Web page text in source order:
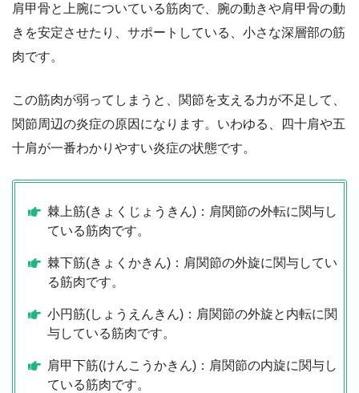
肩甲骨と上腕についている筋肉で、腕の動きや肩甲骨の動
きを安定させたり、サポートしている、小さな深層部の筋
肉です。
この筋肉が弱ってしまうと、関節を支える力が不足して、
関節周辺の炎症の原因になります。いわゆる、四十肩や五
十肩が一番わかりやすい炎症の状態です。
棘上筋(きょくじょうきん)：肩関節の外転に関与し
ている筋肉です。
棘下筋(きょくかきん)：肩関節の外旋に関与してい
る筋肉です。
小円筋(しょうえんきん)：肩関節の外旋と内転に関
与している筋肉です。
肩甲下筋(けんこうかきん)：肩関節の内旋に関与し
ている筋肉です。